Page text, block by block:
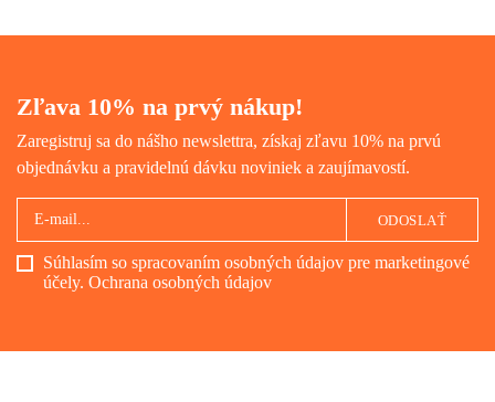
Zľava 10% na prvý nákup!
Zaregistruj sa do nášho newslettra, získaj zľavu 10% na prvú
objednávku a pravidelnú dávku noviniek a zaujímavostí.
Súhlasím so spracovaním osobných údajov pre marketingové
účely. Ochrana osobných údajov
ODOSLAŤ